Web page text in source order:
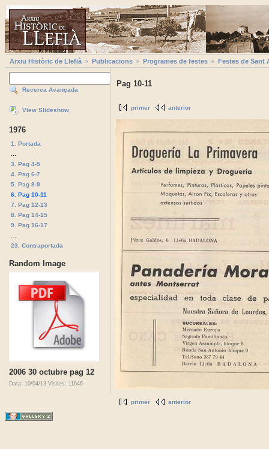
Arxiu Històric de Llefià Publicacions Programes de festes Festes de Sant
Recerca Avançada
View Slideshow
1976
1. Portada
3. Pag 4-5
4. Pag 6-7
5. Pag 8-9
6. Pag 10-11
7. Pag 12-13
8. Pag 14-15
9. Pag 16-17
23. Contraportada
Random Image
2006 30 octubre pag 12
Data: 10/04/13 Visites: 11646
Pag 10-11
primer anterior
primer anterior